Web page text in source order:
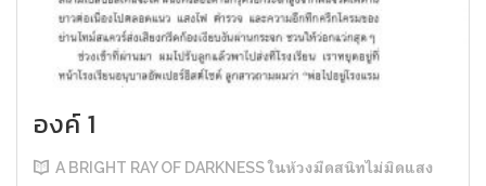
องค์ 1
A BRIGHT RAY OF DARKNESS ในห้วงมืดสนิทไม่มิดแสง